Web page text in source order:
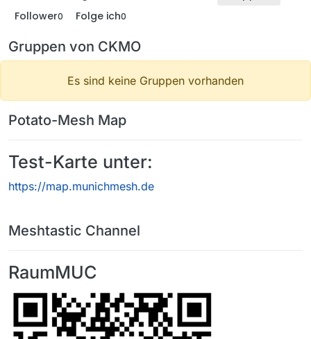
Follower0 Folge ich0
Gruppen von CKMO
Es sind keine Gruppen vorhanden
Potato-Mesh Map
Test-Karte unter:
https://map.munichmesh.de
Meshtastic Channel
RaumMUC